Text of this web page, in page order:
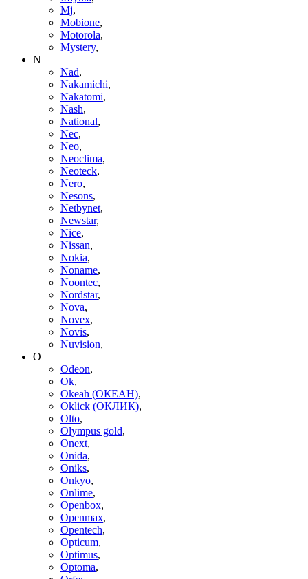
Mj,
Mobione,
Motorola,
Mystery,
N
Nad,
Nakamichi,
Nakatomi,
Nash,
National,
Nec,
Neo,
Neoclima,
Neoteck,
Nero,
Nesons,
Netbynet,
Newstar,
Nice,
Nissan,
Nokia,
Noname,
Noontec,
Nordstar,
Nova,
Novex,
Novis,
Nuvision,
O
Odeon,
Ok,
Okeah (ОКЕАН),
Oklick (ОКЛИК),
Olto,
Olympus gold,
Onext,
Onida,
Oniks,
Onkyo,
Onlime,
Openbox,
Openmax,
Opentech,
Opticum,
Optimus,
Optoma,